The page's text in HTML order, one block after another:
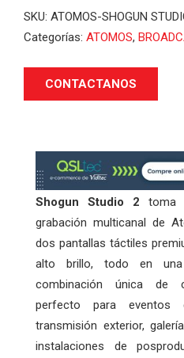
SKU: ATOMOS-SHOGUN
Categorías: ATOMOS,
CONTACTANOS
Shogun Studio 2 toma
grabación multicanal de
dos pantallas táctiles
alto brillo, todo en
combinación única de
perfecto para eventos
transmisión exterior,
instalaciones de